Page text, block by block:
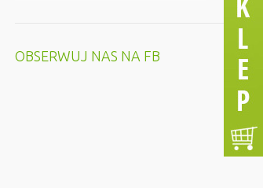
OBSERWUJ NAS NA FB